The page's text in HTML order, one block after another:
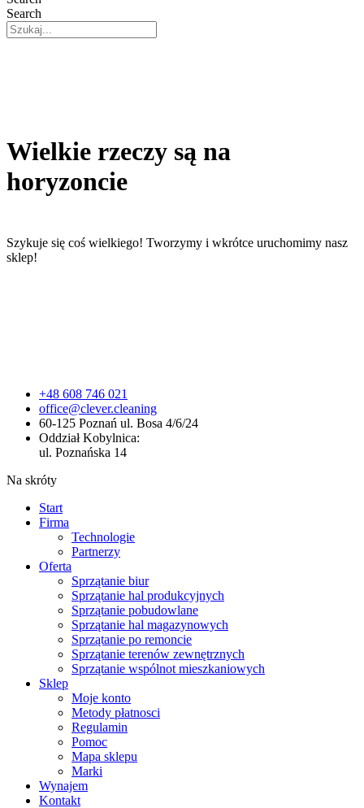
Search
Wielkie rzeczy są na
horyzoncie
Szykuje się coś wielkiego! Tworzymy i wkrótce uruchomimy nasz
sklep!
+48 608 746 021
office@clever.cleaning
60-125 Poznań ul. Bosa 4/6/24
Oddział Kobylnica:
ul. Poznańska 14
Na skróty
Start
Firma
Technologie
Partnerzy
Oferta
Sprzątanie biur
Sprzątanie hal produkcyjnych
Sprzątanie pobudowlane
Sprzątanie hal magazynowych
Sprzątanie po remoncie
Sprzątanie terenów zewnętrznych
Sprzątanie wspólnot mieszkaniowych
Sklep
Moje konto
Metody płatnosci
Regulamin
Pomoc
Mapa sklepu
Marki
Wynajem
Kontakt